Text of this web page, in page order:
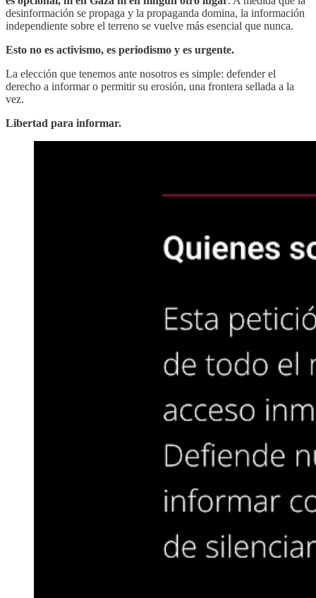
desinformación se propaga y la propaganda domina, la información
independiente sobre el terreno se vuelve más esencial que nunca.
Esto no es activismo, es periodismo y es urgente.
La elección que tenemos ante nosotros es simple: defender el
derecho a informar o permitir su erosión, una frontera sellada a la
vez.
Libertad para informar.